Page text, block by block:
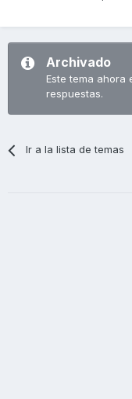
Archivado
Este tema
respuestas.
Ir a la lista de temas